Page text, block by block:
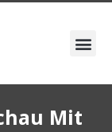
Mit